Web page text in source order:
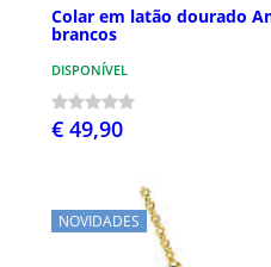
Colar em latão dourado
brancos
DISPONÍVEL
€ 49,90
NOVIDADES